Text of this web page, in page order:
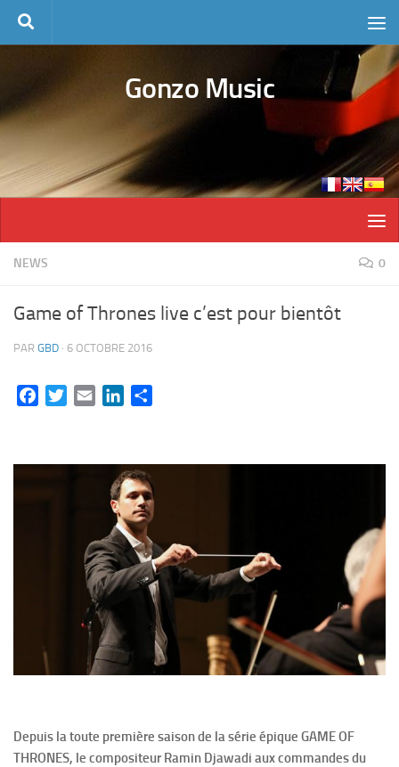
Skip to content
Gonzo Music
NEWS 0
Game of Thrones live c’est pour bientôt
PAR GBD · 6 OCTOBRE 2016
FacebookTwitterEmail LinkedIn
Depuis la toute première saison de la série épique GAME OF
THRONES, le compositeur Ramin Djawadi aux commandes du